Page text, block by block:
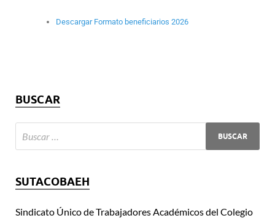
Descargar Formato beneficiarios 2026
BUSCAR
SUTACOBAEH
Sindicato Único de Trabajadores Académicos del Colegio